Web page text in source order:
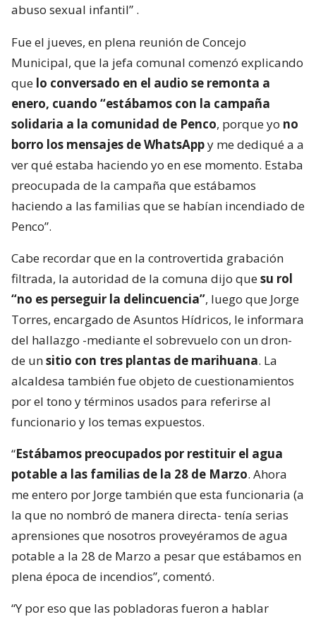
abuso sexual infantil” .
Fue el jueves, en plena reunión de Concejo
Municipal, que la jefa comunal comenzó explicando
que lo conversado en el audio se remonta a
enero, cuando “estábamos con la campaña
solidaria a la comunidad de Penco, porque yo no
borro los mensajes de WhatsAppy me dediqué a a
ver qué estaba haciendo yo en ese momento. Estaba
preocupada de la campaña que estábamos
haciendo a las familias que se habían incendiado de
Penco”.
Cabe recordar que en la controvertida grabación
filtrada, la autoridad de la comuna dijo quesu rol
“no es perseguir la delincuencia”, luego que Jorge
Torres, encargado de Asuntos Hídricos, le informara
del hallazgo -mediante el sobrevuelo con un dron-
de unsitio con tres plantas de marihuana. La
alcaldesa también fue objeto de cuestionamientos
por el tono y términos usados para referirse al
funcionario y los temas expuestos.
“Estábamos preocupados por restituir el agua
potable a las familias de la 28 de Marzo. Ahora
me entero por Jorge también que esta funcionaria (a
la que no nombró de manera directa- tenía serias
aprensiones que nosotros proveyéramos de agua
potable a la 28 de Marzo a pesar que estábamos en
plena época de incendios”, comentó.
“Y por eso que las pobladoras fueron a hablar